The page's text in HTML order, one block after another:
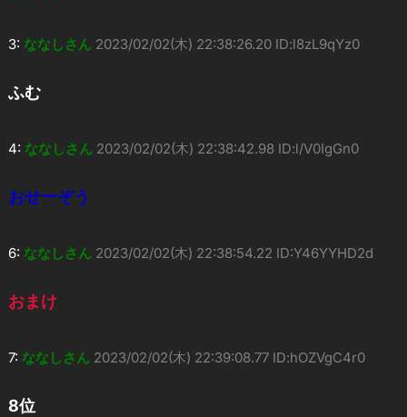
3: ななしさん 2023/02/02(木) 22:38:26.20 ID:l8zL9qYz0
ふむ
4: ななしさん 2023/02/02(木) 22:38:42.98 ID:l/V0IgGn0
おせーぞう
6: ななしさん 2023/02/02(木) 22:38:54.22 ID:Y46YYHD2d
おまけ
7: ななしさん 2023/02/02(木) 22:39:08.77 ID:hOZVgC4r0
8位